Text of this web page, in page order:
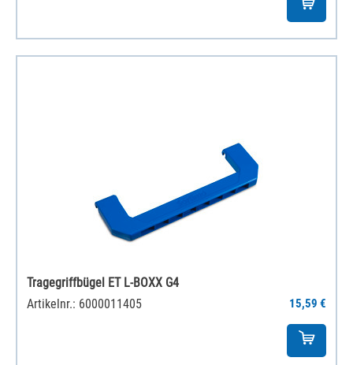
Tragegriffbügel ET L-BOXX G4
Artikelnr.: 6000011405
15,59 €